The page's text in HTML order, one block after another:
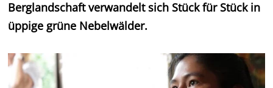
Berglandschaft verwandelt sich Stück für Stück in
üppige grüne Nebelwälder.